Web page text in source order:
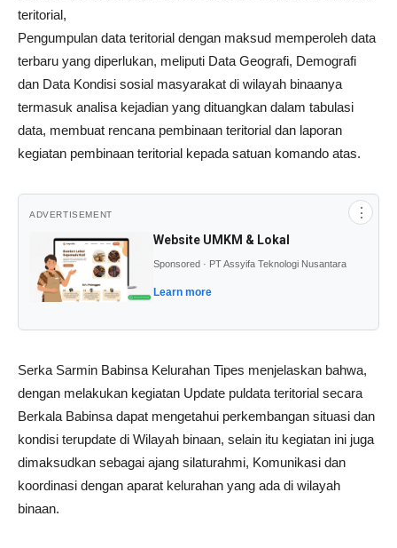
teritorial,
Pengumpulan data teritorial dengan maksud memperoleh data
terbaru yang diperlukan, meliputi Data Geografi, Demografi
dan Data Kondisi sosial masyarakat di wilayah binaanya
termasuk analisa kejadian yang dituangkan dalam tabulasi
data, membuat rencana pembinaan teritorial dan laporan
kegiatan pembinaan teritorial kepada satuan komando atas.
ADVERTISEMENT ⋮
Website UMKM & Lokal
Sponsored · PT Assyifa Teknologi Nusantara
Learn more
Serka Sarmin Babinsa Kelurahan Tipes menjelaskan bahwa,
dengan melakukan kegiatan Update puldata teritorial secara
Berkala Babinsa dapat mengetahui perkembangan situasi dan
kondisi terupdate di Wilayah binaan, selain itu kegiatan ini juga
dimaksudkan sebagai ajang silaturahmi, Komunikasi dan
koordinasi dengan aparat kelurahan yang ada di wilayah
binaan.